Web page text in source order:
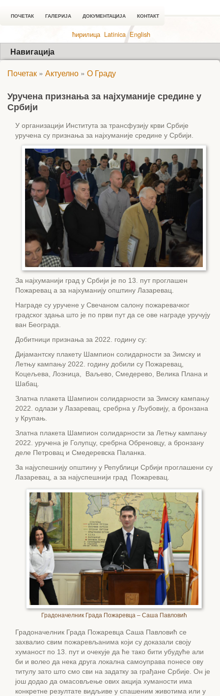
ПОЧЕТАК ГАЛЕРИЈА ДОКУМЕНТАЦИЈА КОНТАКТ
ћирилица Latinica English
Навигација
Почетак » Актуелно » О Граду
Уручена признања за најхуманије средине у
Србији
У организацији Института за трансфузију крви Србије
уручена су признања за најхуманије средине у Србији.
За најхуманији град у Србији је по 13. пут проглашен
Пожаревац а за најхуманију општину Лазаревац.
Награде су уручене у Свечаном салону пожаревачког
градског здања што је по први пут да се ове награде уручују
ван Београда.
Добитници признања за 2022. годину су:
Дијамантску плакету Шампион солидарности за Зимску и
Летњу кампању 2022. годину добили су Пожаревац,
Коцељева, Лозница, Ваљево, Смедерево, Велика Плана и
Шабац.
Златна плакета Шампион солидарности за Зимску кампању
2022. одлази у Лазаревац, сребрна у Љубовију, а бронзана
у Крупањ.
Златна плакета Шампион солидарности за Летњу кампању
2022. уручена је Голупцу, сребрна Обреновцу, а бронзану
деле Петровац и Смедеревска Паланка.
За најуспешнију општину у Републици Србији проглашени су
Лазаревац, а за најуспешнији град Пожаревац.
Градоначелник Града Пожаревца – Саша Павловић
Градоначелник Града Пожаревца Саша Павловић се
захвалио свим пожаревљанима који су доказали своју
хуманост по 13. пут и очекује да ће тако бити убудуће али
би и волео да нека друга локална самоуправа понесе ову
титулу зато што смо сви на задатку за грађане Србије. Он је
још додао да омасовљење ових акција хуманости има
конкретне резултате видљиве у спашеним животима или у